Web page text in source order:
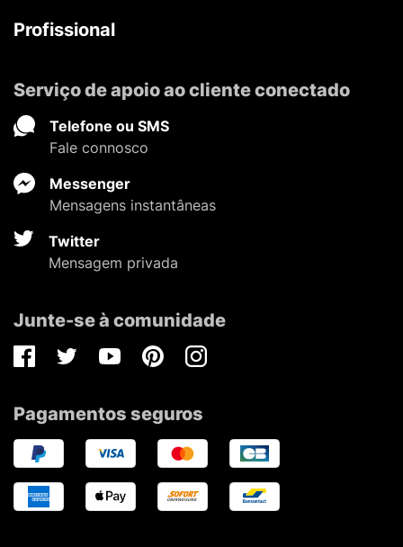
Profissional
Serviço de apoio ao cliente conectado
Telefone ou SMS
Fale connosco
Messenger
Mensagens instantâneas
Twitter
Mensagem privada
Junte-se à comunidade
FacebookTwitterYoutubePinterestInstagram
Pagamentos seguros